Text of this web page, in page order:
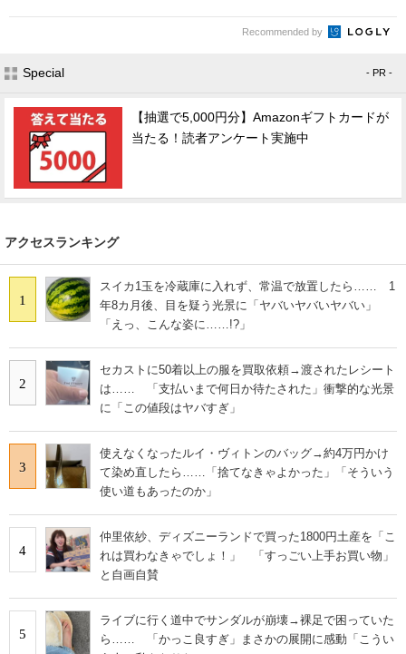
Recommended by
Special - PR -
【抽選で5,000円分】Amazonギフトカードが
当たる！読者アンケート実施中
アクセスランキング
1
スイカ1玉を冷蔵庫に入れず、常温で放置したら…… 1
年8カ月後、目を疑う光景に「ヤバいヤバいヤバい」
「えっ、こんな姿に……!?」
2
セカストに50着以上の服を買取依頼→渡されたレシート
は…… 「支払いまで何日か待たされた」衝撃的な光景
に「この値段はヤバすぎ」
3
使えなくなったルイ・ヴィトンのバッグ→約4万円かけ
て染め直したら……「捨てなきゃよかった」「そういう
使い道もあったのか」
4
仲里依紗、ディズニーランドで買った1800円土産を「こ
れは買わなきゃでしょ！」 「すっごい上手お買い物」
と自画自賛
5
ライブに行く道中でサンダルが崩壊→裸足で困っていた
ら…… 「かっこ良すぎ」まさかの展開に感動「こうい